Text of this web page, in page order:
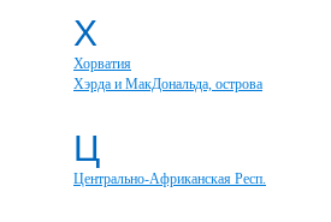
Х
Хорватия
Хэрда и МакДональда, острова
Ц
Центрально-Африканская Респ.